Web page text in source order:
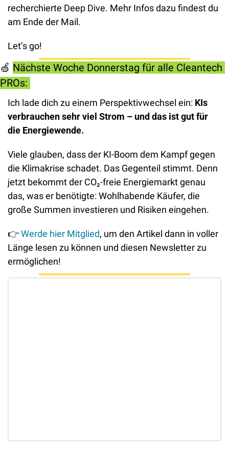
recherchierte Deep Dive. Mehr Infos dazu findest du
am Ende der Mail.
Let’s go!
🍏 Nächste Woche Donnerstag für alle Cleantech
PROs:
Ich lade dich zu einem Perspektivwechsel ein: KIs
verbrauchen sehr viel Strom – und das ist gut für
die Energiewende.
Viele glauben, dass der KI-Boom dem Kampf gegen
die Klimakrise schadet. Das Gegenteil stimmt. Denn
jetzt bekommt der CO₂-freie Energiemarkt genau
das, was er benötigte: Wohlhabende Käufer, die
große Summen investieren und Risiken eingehen.
👉Werde hier Mitglied, um den Artikel dann in voller
Länge lesen zu können und diesen Newsletter zu
ermöglichen!